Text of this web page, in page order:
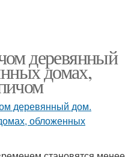
деревянный
домах,